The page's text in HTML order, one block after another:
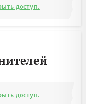
доступ.
доступ.